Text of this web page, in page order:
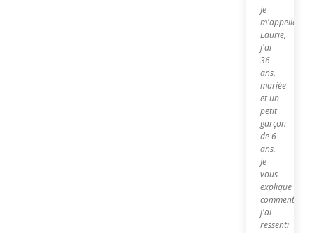
Je
m'appelle
Laurie,
j'ai
36
ans,
mariée
et un
petit
garçon
de 6
ans.
Je
vous
explique
comment
j'ai
ressenti